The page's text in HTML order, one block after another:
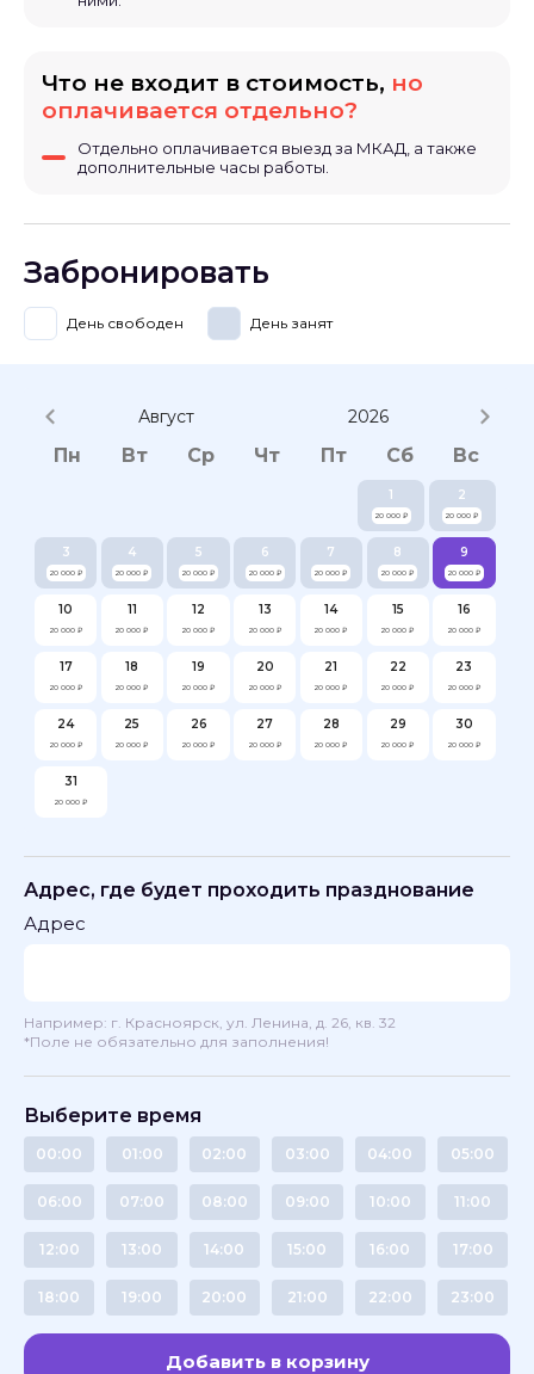
умение работать в условиях высокого напряжения.
Гарантирую: - Честность и прозрачность в работе. -
каждому мероприятию.
Что не входит в стоимость, но
оплачивается отдельно?
Отдельно оплачивается выезд за МКАД, а также
дополнительные часы работы.
Забронировать
День свободен День занят
Август 2026
Пн Вт Ср Чт Пт Сб Вс
1
20 000 ₽
2
20 000 ₽
3
20 000 ₽
4
20 000 ₽
5
20 000 ₽
6
20 000 ₽
7
20 000 ₽
8
20 000 ₽
9
20 000 ₽
10
20 000 ₽
11
20 000 ₽
12
20 000 ₽
13
20 000 ₽
14
20 000 ₽
15
20 000 ₽
16
20 000 ₽
17
20 000 ₽
18
20 000 ₽
19
20 000 ₽
20
20 000 ₽
21
20 000 ₽
22
20 000 ₽
23
20 000 ₽
24
20 000 ₽
25
20 000 ₽
26
20 000 ₽
27
20 000 ₽
28
20 000 ₽
29
20 000 ₽
30
20 000 ₽
31
20 000 ₽
Адрес, где будет проходить празднование
Адрес
Например: г. Красноярск, ул. Ленина, д. 26, кв. 32
*Поле не обязательно для заполнения!
Выберите время
00:00 01:00 02:00 03:00 04:00 05:00
06:00 07:00 08:00 09:00 10:00 11:00
12:00 13:00 14:00 15:00 16:00 17:00
18:00 19:00 20:00 21:00 22:00 23:00
Добавить в корзину